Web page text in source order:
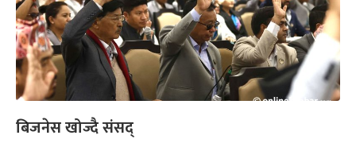
बिजनेस खोज्दै संसद्